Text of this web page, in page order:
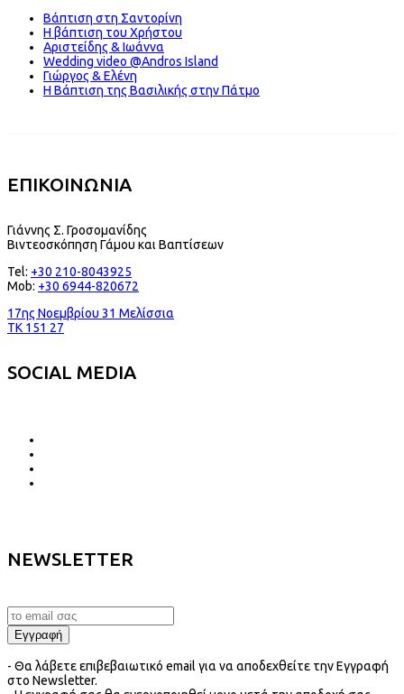
Βάπτιση στη Σαντορίνη
Η βάπτιση του Χρήστου
Αριστείδης & Ιωάννα
Wedding video @Andros Island
Γιώργος & Ελένη
Η Βάπτιση της Βασιλικής στην Πάτμο
ΕΠΙΚΟΙΝΩΝΙΑ
Γιάννης Σ. Γροσομανίδης
Βιντεοσκόπηση Γάμου και Βαπτίσεων
Tel: +30 210-8043925
Mob: +30 6944-820672
17ης Νοεμβρίου 31 Μελίσσια
TK 151 27
SOCIAL MEDIA
NEWSLETTER
- Θα λάβετε επιβεβαιωτικό email για να αποδεχθείτε την Εγγραφή
στο Newsletter.